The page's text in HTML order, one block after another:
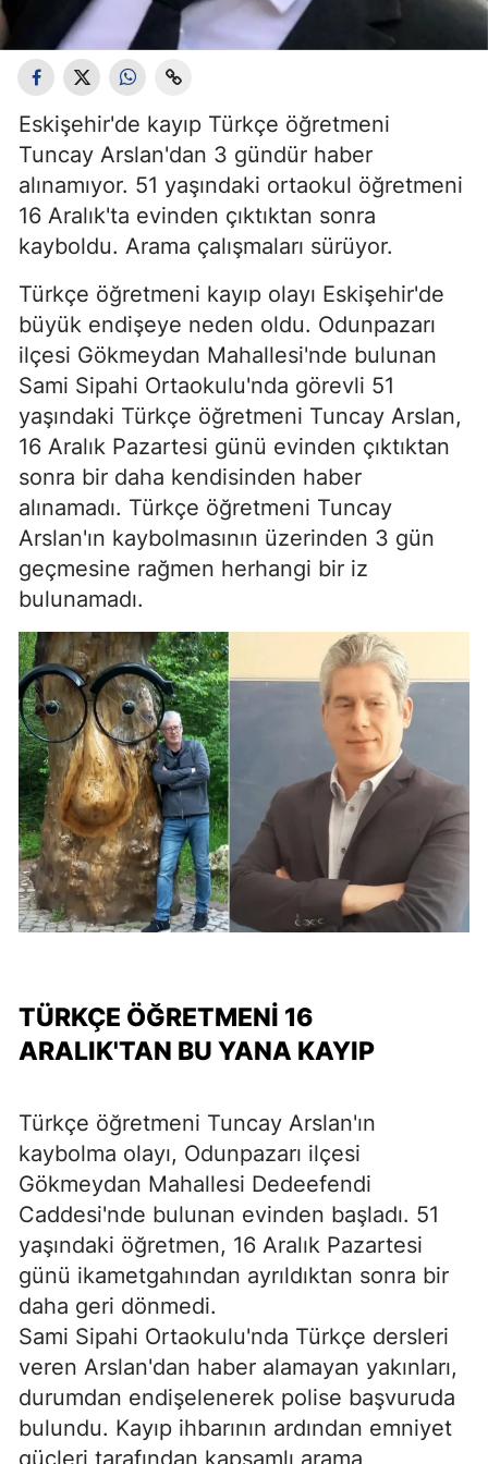
Eskişehir'de kayıp Türkçe öğretmeni
Tuncay Arslan'dan 3 gündür haber
alınamıyor. 51 yaşındaki ortaokul öğretmeni
16 Aralık'ta evinden çıktıktan sonra
kayboldu. Arama çalışmaları sürüyor.
Türkçe öğretmeni kayıp olayı Eskişehir'de
büyük endişeye neden oldu. Odunpazarı
ilçesi Gökmeydan Mahallesi'nde bulunan
Sami Sipahi Ortaokulu'nda görevli 51
yaşındaki Türkçe öğretmeni Tuncay Arslan,
16 Aralık Pazartesi günü evinden çıktıktan
sonra bir daha kendisinden haber
alınamadı. Türkçe öğretmeni Tuncay
Arslan'ın kaybolmasının üzerinden 3 gün
geçmesine rağmen herhangi bir iz
bulunamadı.
TÜRKÇE ÖĞRETMENİ 16
ARALIK'TAN BU YANA KAYIP
Türkçe öğretmeni Tuncay Arslan'ın
kaybolma olayı, Odunpazarı ilçesi
Gökmeydan Mahallesi Dedeefendi
Caddesi'nde bulunan evinden başladı. 51
yaşındaki öğretmen, 16 Aralık Pazartesi
günü ikametgahından ayrıldıktan sonra bir
daha geri dönmedi.
Sami Sipahi Ortaokulu'nda Türkçe dersleri
veren Arslan'dan haber alamayan yakınları,
durumdan endişelenerek polise başvuruda
bulundu. Kayıp ihbarının ardından emniyet
güçleri tarafından kapsamlı arama